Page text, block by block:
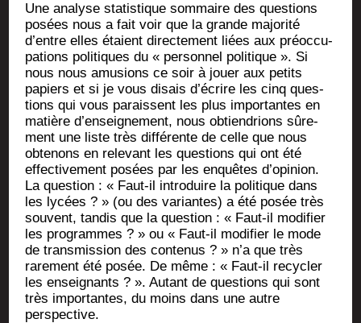
Une ana­lyse sta­tis­tique som­maire des ques­tions
posées nous a fait voir que la grande majo­ri­té
d’entre elles étaient direc­te­ment liées aux pré­oc­cu­
pa­tions poli­tiques du « per­son­nel poli­tique ». Si
nous nous amu­sions ce soir à jouer aux petits
papiers et si je vous disais d’écrire les cinq ques­
tions qui vous paraissent les plus impor­tantes en
matière d’enseignement, nous obtien­drions sûre­
ment une liste très dif­fé­rente de celle que nous
obte­nons en rele­vant les ques­tions qui ont été
effec­ti­ve­ment posées par les enquêtes d’opinion.
La ques­tion : « Faut-il intro­duire la poli­tique dans
les lycées ? » (ou des variantes) a été posée très
sou­vent, tan­dis que la ques­tion : « Faut-il modi­fier
les pro­grammes ? » ou « Faut-il modi­fier le mode
de trans­mis­sion des conte­nus ? » n’a que très
rare­ment été posée. De même : « Faut-il recy­cler
les ensei­gnants ? ». Autant de ques­tions qui sont
très impor­tantes, du moins dans une autre
perspective.